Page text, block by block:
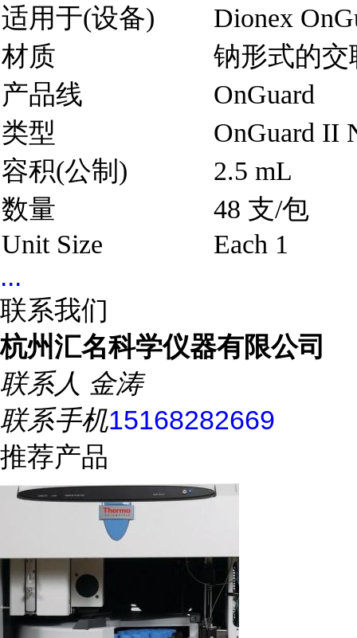
适用于(设备)
Dionex
材质
钠形式的
产品线
OnGuard
类型
OnGuard II
容积(公制)
2.5 mL
数量
48 支/包
Unit Size
Each 1
...
联系我们
杭州汇名科学仪器有限公司
联系人 金涛
联系手机15168282669
推荐产品